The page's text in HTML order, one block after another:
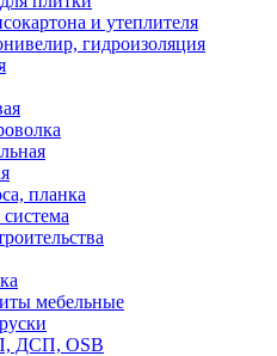
и утеплителя
гидроизоляция
планка
мебельные
ДСП, OSB